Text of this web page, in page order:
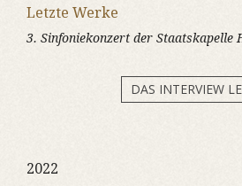
Letzte Werke
3. Sinfoniekonzert der Staatskapelle
DAS INTERVIEW
2022